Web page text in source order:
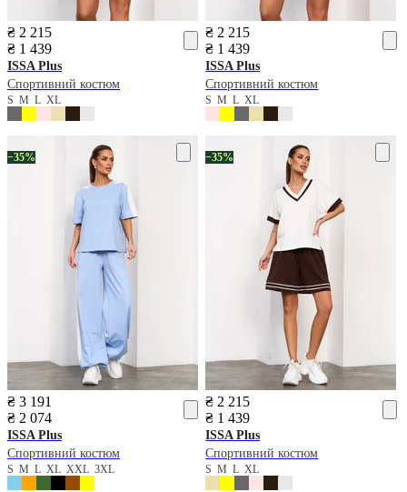
₴ 2 215
₴ 1 439
ISSA Plus
Спортивний костюм
S M L XL
₴ 2 215
₴ 1 439
ISSA Plus
Спортивний костюм
SMLXL
−35%
₴ 3 191
₴ 2 074
ISSA Plus
Спортивний костюм
S M L XL XXL 3XL
−35%
₴ 2 215
₴ 1 439
ISSA Plus
Спортивний костюм
SMLXL